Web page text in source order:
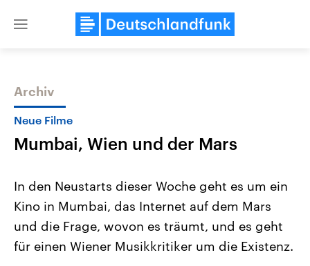
Close
Themen
Landtagswahl Sachsen-Anhalt
2026
Aktuelle Beiträge,
Archiv
Neue Filme
Mumbai, Wien und der Mars
In den Neustarts dieser Woche geht es um ein
Kino in Mumbai, das Internet auf dem Mars
und die Frage, wovon es träumt, und es geht
für einen Wiener Musikkritiker um die Existenz.